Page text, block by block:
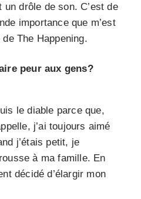
un drôle de son. C’est de
importance que m’est
The Happening.
peur aux gens?
le diable parce que,
j’ai toujours aimé
j’étais petit, je
à ma famille. En
décidé d’élargir mon